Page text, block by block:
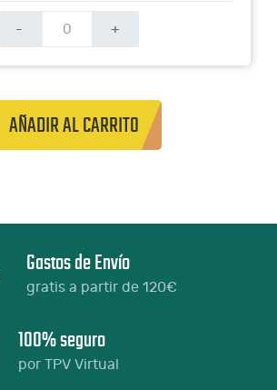
- +
AÑADIR AL CARRITO
Gastos de Envío
gratis a partir de 120€
100% seguro
por TPV Virtual